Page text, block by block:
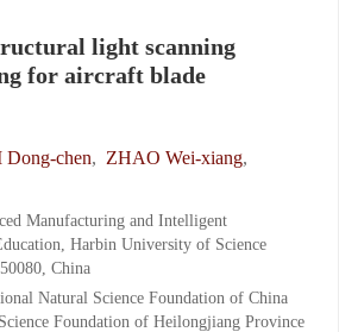
light scanning
for aircraft blade
chen, ZHAO Wei-xiang,
Manufacturing and Intelligent
Harbin University of Science
China
Natural Science Foundation of China
Foundation of Heilongjiang Province